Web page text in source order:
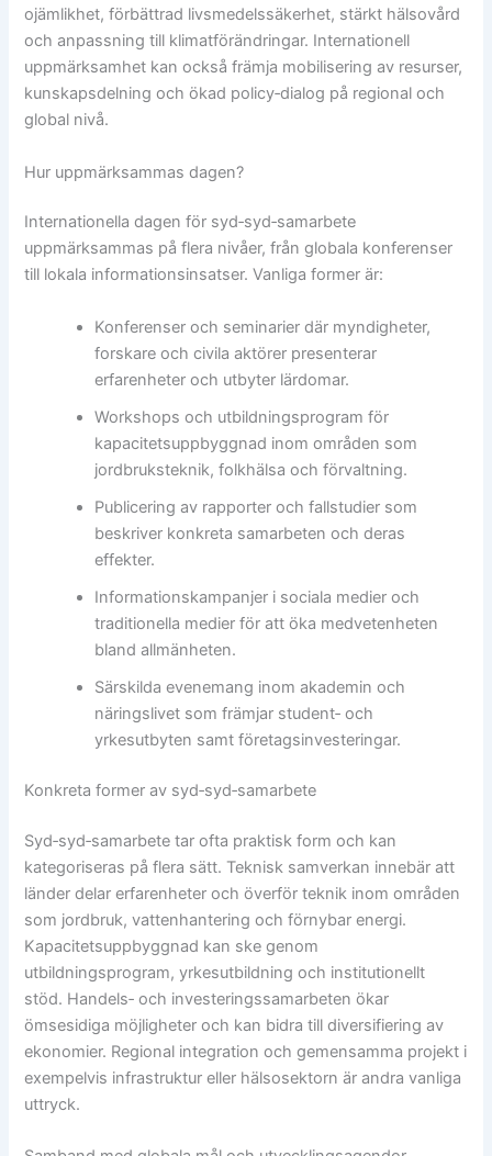
ojämlikhet, förbättrad livsmedelssäkerhet, stärkt hälsovård
och anpassning till klimatförändringar. Internationell
uppmärksamhet kan också främja mobilisering av resurser,
kunskapsdelning och ökad policy‑dialog på regional och
global nivå.
Hur uppmärksammas dagen?
Internationella dagen för syd‑syd‑samarbete
uppmärksammas på flera nivåer, från globala konferenser
till lokala informationsinsatser. Vanliga former är:
Konferenser och seminarier där myndigheter,
forskare och civila aktörer presenterar
erfarenheter och utbyter lärdomar.
Workshops och utbildningsprogram för
kapacitetsuppbyggnad inom områden som
jordbruksteknik, folkhälsa och förvaltning.
Publicering av rapporter och fallstudier som
beskriver konkreta samarbeten och deras
effekter.
Informationskampanjer i sociala medier och
traditionella medier för att öka medvetenheten
bland allmänheten.
Särskilda evenemang inom akademin och
näringslivet som främjar student‑ och
yrkesutbyten samt företagsinvesteringar.
Konkreta former av syd‑syd‑samarbete
Syd‑syd‑samarbete tar ofta praktisk form och kan
kategoriseras på flera sätt. Teknisk samverkan innebär att
länder delar erfarenheter och överför teknik inom områden
som jordbruk, vattenhantering och förnybar energi.
Kapacitetsuppbyggnad kan ske genom
utbildningsprogram, yrkesutbildning och institutionellt
stöd. Handels‑ och investeringssamarbeten ökar
ömsesidiga möjligheter och kan bidra till diversifiering av
ekonomier. Regional integration och gemensamma projekt i
exempelvis infrastruktur eller hälsosektorn är andra vanliga
uttryck.